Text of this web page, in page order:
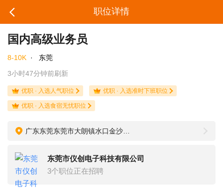
职位详情
国内高级业务员
8-10K ·
东莞
3小时47分钟前刷新
优职 · 入选人气职位 优职 · 入选准时下班职位
优职 · 入选食宿无忧职位
东莞市仪创电子科技有限公司
3个职位正在招聘